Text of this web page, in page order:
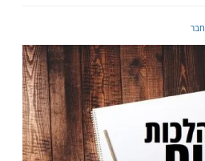
לשמוע מוזיקה בימי